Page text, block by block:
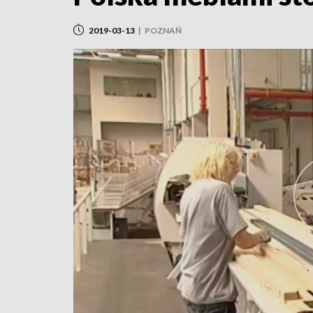
2019-03-13 | POZNAŃ